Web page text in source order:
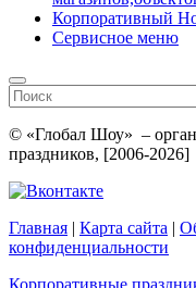
Корпоративный
Сервисное меню
© «Глобал Шоу» –
праздников, [2006-2026]
Главная | Карта сайта |
конфиденциальности